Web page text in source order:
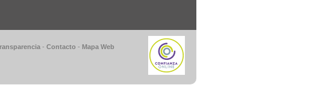
- Contacto - Mapa Web